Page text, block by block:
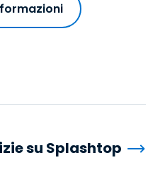
su Splashtop